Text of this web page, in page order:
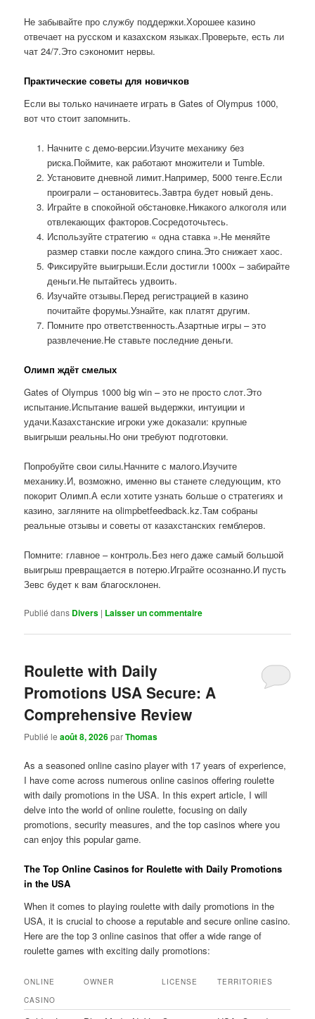
Не забывайте про службу поддержки.Хорошее казино
отвечает на русском и казахском языках.Проверьте, есть ли
чат 24/7.Это сэкономит нервы.
Практические советы для новичков
Если вы только начинаете играть в Gates of Olympus 1000,
вот что стоит запомнить.
Начните с демо-версии.Изучите механику без
риска.Поймите, как работают множители и Tumble.
Установите дневной лимит.Например, 5000 тенге.Если
проиграли – остановитесь.Завтра будет новый день.
Играйте в спокойной обстановке.Никакого алкоголя или
отвлекающих факторов.Сосредоточьтесь.
Используйте стратегию « одна ставка ».Не меняйте
размер ставки после каждого спина.Это снижает хаос.
Фиксируйте выигрыши.Если достигли 1000x – забирайте
деньги.Не пытайтесь удвоить.
Изучайте отзывы.Перед регистрацией в казино
почитайте форумы.Узнайте, как платят другим.
Помните про ответственность.Азартные игры – это
развлечение.Не ставьте последние деньги.
Олимп ждёт смелых
Gates of Olympus 1000 big win – это не просто слот.Это
испытание.Испытание вашей выдержки, интуиции и
удачи.Казахстанские игроки уже доказали: крупные
выигрыши реальны.Но они требуют подготовки.
Попробуйте свои силы.Начните с малого.Изучите
механику.И, возможно, именно вы станете следующим, кто
покорит Олимп.А если хотите узнать больше о стратегиях и
казино, загляните на olimpbetfeedback.kz.Там собраны
реальные отзывы и советы от казахстанских гемблеров.
Помните: главное – контроль.Без него даже самый большой
выигрыш превращается в потерю.Играйте осознанно.И пусть
Зевс будет к вам благосклонен.
Publié dans Divers | Laisser un commentaire
Roulette with Daily
Promotions USA Secure: A
Comprehensive Review
Publié leaoût 8, 2026parThomas
As a seasoned online casino player with 17 years of experience,
I have come across numerous online casinos offering roulette
with daily promotions in the USA. In this expert article, I will
delve into the world of online roulette, focusing on daily
promotions, security measures, and the top casinos where you
can enjoy this popular game.
The Top Online Casinos for Roulette with Daily Promotions
in the USA
When it comes to playing roulette with daily promotions in the
USA, it is crucial to choose a reputable and secure online casino.
Here are the top 3 online casinos that offer a wide range of
roulette games with exciting daily promotions:
ONLINE
CASINO
OWNER LICENSE TERRITORIES